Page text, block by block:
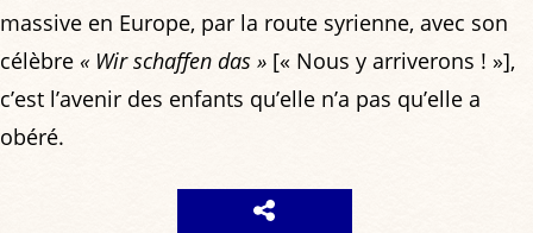
massive en Europe, par la route syrienne, avec son
célèbre « Wir schaffen das » [« Nous y arriverons ! »],
c’est l’avenir des enfants qu’elle n’a pas qu’elle a
obéré.